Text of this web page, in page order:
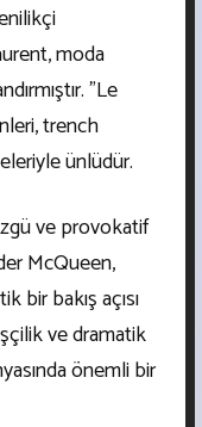
moda
"Le
trench
ünlüdür.
ve provokatif
McQueen,
bir bakış açısı
ve dramatik
önemli bir